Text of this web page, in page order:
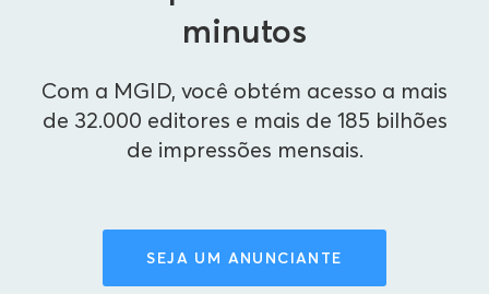
minutos
Com a MGID, você obtém acesso a mais
de 32.000 editores e mais de 185 bilhões
de impressões mensais.
SEJA UM ANUNCIANTE